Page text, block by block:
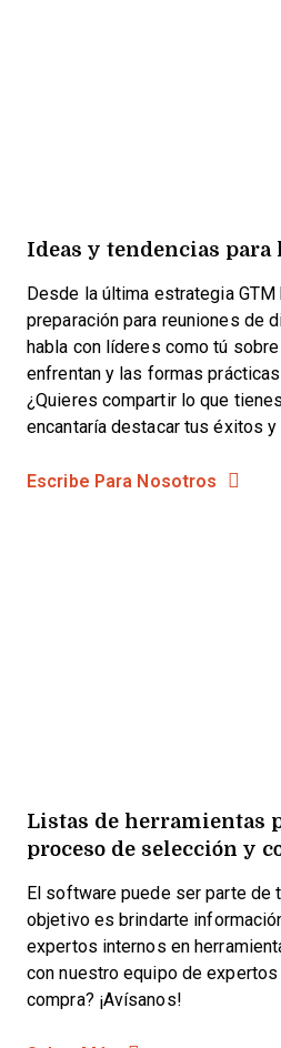
Ideas y tendencias para
Desde la última estrategia
preparación para reuniones de
habla con líderes como tú
enfrentan y las formas
¿Quieres compartir lo que
encantaría destacar tus éxitos y
Escribe Para Nosotros
Listas de herramientas
proceso de selección y
El software puede ser parte de
objetivo es brindarte
expertos internos en
con nuestro equipo de expertos
compra? ¡Avísanos!